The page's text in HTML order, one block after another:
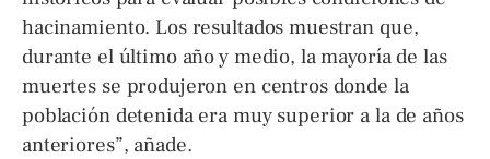
hacinamiento. Los resultados muestran que,
durante el último año y medio, la mayoría de las
muertes se produjeron en centros donde la
población detenida era muy superior a la de años
anteriores”, añade.